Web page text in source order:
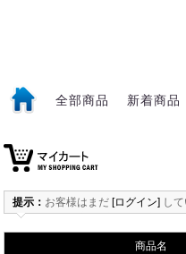
全部商品 新着商品
提示： お客様はまだ [ログイン] し
商品名